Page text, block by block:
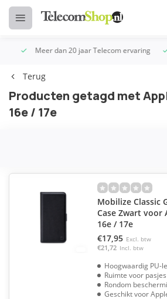
Meer dan 20 jaar Telecom ervaring
Terug
Producten getagd met
16e / 17e
Mobilize Classic
Case Zwart voor
16e / 17e
€17,95 Excl. btw
€21,72 Incl. btw
Hoogwaardig PU-
Ruimte voor
Rondom
Geschikt voor